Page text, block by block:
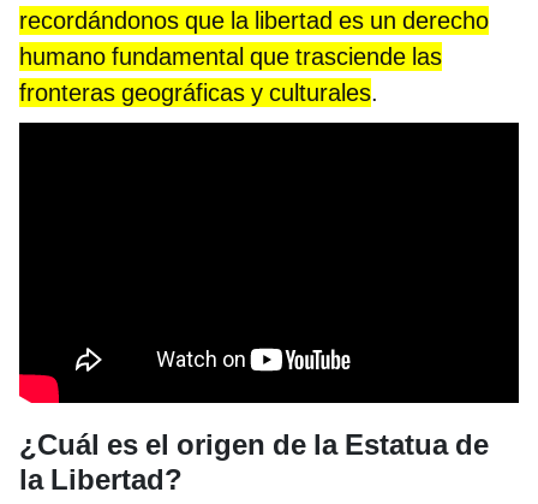
recordándonos que la libertad es un derecho
humano fundamental que trasciende las
fronteras geográficas y culturales.
¿Cuál es el origen de la Estatua de
la Libertad?